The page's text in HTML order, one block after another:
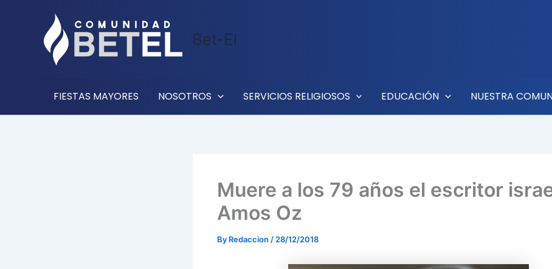
Bet-El
FIESTAS MAYORES NOSOTROS SERVICIOS RELIGIOSOS EDUCACIÓN NUESTRA
Muere a los 79 años el escritor
Amos Oz
By Redaccion / 28/12/2018